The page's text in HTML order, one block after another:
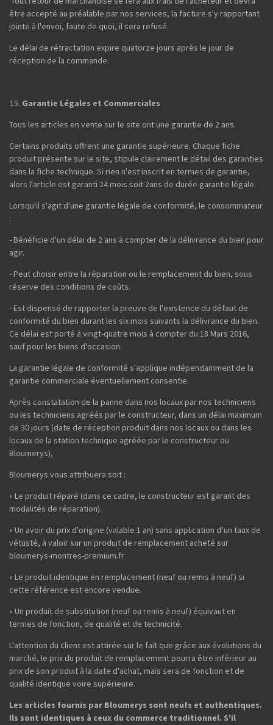
être accepté au préalable par nos services, la facture s'y rapportant
jointe à l'envoi, faute de quoi, il sera refusé.
Le délai de rétractation expire quatorze jours après le jour de
réception de la commande.
Garantie Légales et Commerciales
Tous les articles en vente sur le site ont une garantie de 2 ans.
Certains produits offrent une garantie supérieure. Chaque fiche
produit présente sur le site, stipule clairement le détail des garanties
dans la fiche technique. Si rien n'est inscrit en termes de garantie,
alors l'article est garanti 24 mois soit 2ans de durée garantie légale.
Lorsqu'il s'agit d'une garantie légale de conformité, le consommateur
:
- Bénéficie d'un délai de 2 ans à compter de la délivrance du bien pour
agir.
- Peut choisir entre la réparation ou le remplacement du bien, sous
réserve des conditions de coûts.
- Est dispensé de rapporter la preuve de l'existence du défaut de
conformité du bien durant les six mois suivants la délivrance du bien.
Ce délai est porté à vingt-quatre mois à compter du 18 Mars 2016,
sauf pour les biens d'occasion.
La garantie légale de conformité s'applique indépendamment de la
garantie commerciale éventuellement consentie.
Après constatation de la panne dans nos locaux par nos techniciens
ou les techniciens agréés par le constructeur, dans un délai maximum
de 30 jours (date de réception produit dans nos locaux ou dans les
locaux de la station technique agréée par le constructeur ou
Bloumerys),
Bloumerys vous attribuera soit :
» Le produit réparé (dans ce cadre, le constructeur est garant des
modalités de réparation).
» Un avoir du prix d'origine (valable 1 an) sans application d’un taux de
vétusté, à valoir sur un produit de remplacement acheté sur
bloumerys-montres-premium.fr
» Le produit identique en remplacement (neuf ou remis à neuf) si
cette référence est encore vendue.
» Un produit de substitution (neuf ou remis à neuf) équivaut en
termes de fonction, de qualité et de technicité.
L'attention du client est attirée sur le fait que grâce aux évolutions du
marché, le prix du produit de remplacement pourra être inférieur au
prix de son produit à la date d'achat, mais sera de fonction et de
qualité identique voire supérieure.
Les articles fournis par Bloumerys sont neufs et authentiques.
Ils sont identiques à ceux du commerce traditionnel. S'il